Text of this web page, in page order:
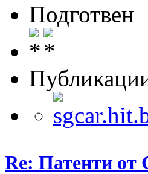
Подготвен
Re: Патенти от